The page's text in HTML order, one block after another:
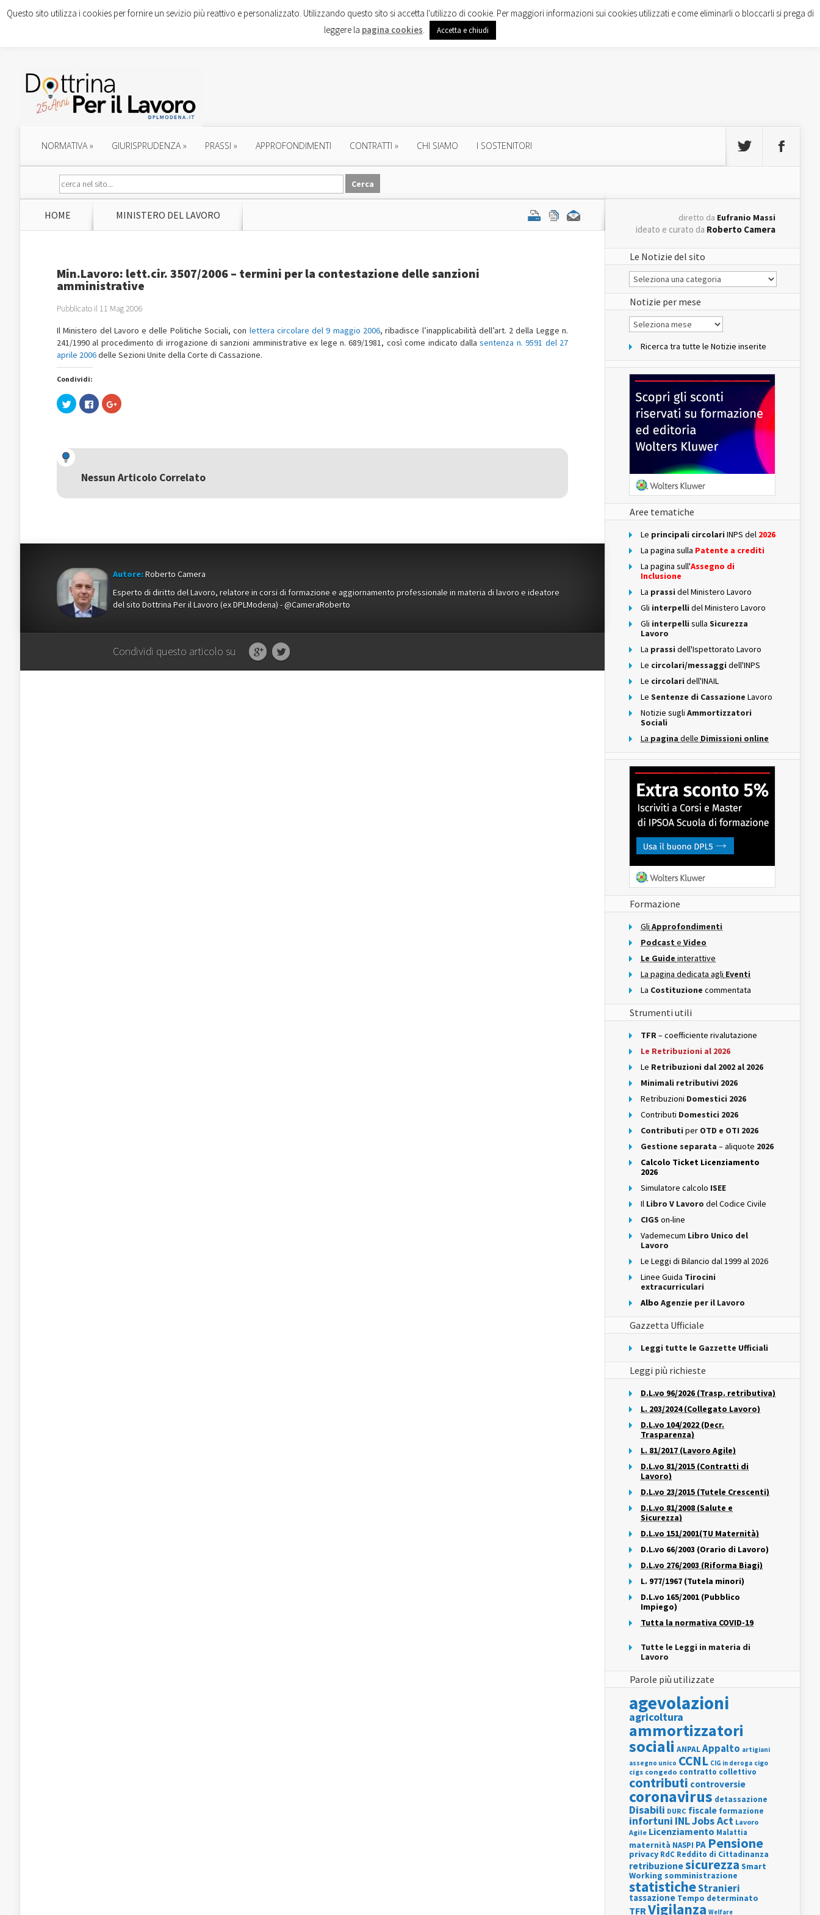
NORMATIVA» GIURISPRUDENZA» PRASSI » APPROFONDIMENTI CONTRATTI » CHI SIAMO I SOSTENITORI
HOME MINISTERO DEL LAVORO
Min.Lavoro: lett.cir. 3507/2006 – termini per la contestazione delle sanzioni
amministrative
Pubblicato il 11 Mag 2006
Il Ministero del Lavoro e delle Politiche Sociali, con lettera circolare del 9 maggio 2006, ribadisce l’inapplicabilità dell’art. 2 della Legge n.
241/1990 al procedimento di irrogazione di sanzioni amministrative ex lege n. 689/1981, così come indicato dallasentenza n. 9591 del 27
aprile 2006delle Sezioni Unite della Corte di Cassazione.
Condividi:
Fai
clic
(Si
apre
una
nuova
Fai
clic
nuova
finestra)
Fai
clic
una
nuova
Nessun Articolo Correlato
Autore:Roberto Camera
Esperto di diritto del Lavoro, relatore in corsi di formazione e aggiornamento professionale in materia di lavoro e ideatore
del sito Dottrina Per il Lavoro (ex DPLModena) - @CameraRoberto
Condividi questo articolo su
diretto da Eufranio Massi
ideato e curato da Roberto Camera
Le Notizie del sito
Le
Notizie
del
sito
Notizie per mese
Notizie
per
Ricerca tra tutte le Notizie inserite
Aree tematiche
Le principali circolari INPS del 2026
La pagina sulla Patente a crediti
La pagina sull'Assegno di
Inclusione
La prassi del Ministero Lavoro
Gli interpelli del Ministero Lavoro
Gli interpelli sulla Sicurezza
Lavoro
La prassi dell'Ispettorato Lavoro
Le circolari/messaggi dell'INPS
Le circolari dell'INAIL
Le Sentenze di Cassazione Lavoro
Notizie sugli Ammortizzatori
Sociali
La pagina delle Dimissioni online
Formazione
Gli Approfondimenti
Podcast e Video
Le Guide interattive
La pagina dedicata agli Eventi
La Costituzione commentata
Strumenti utili
TFR– coefficiente rivalutazione
Le Retribuzioni al 2026
Le Retribuzioni dal 2002 al 2026
Minimali retributivi 2026
Retribuzioni Domestici 2026
Contributi Domestici 2026
Contributi per OTD e OTI 2026
Gestione separata – aliquote 2026
Calcolo Ticket Licenziamento
2026
Simulatore calcolo ISEE
Il Libro V Lavoro del Codice Civile
CIGS on-line
Vademecum Libro Unico del
Lavoro
Le Leggi di Bilancio dal 1999 al 2026
Linee Guida Tirocini
extracurriculari
Albo Agenzie per il Lavoro
Gazzetta Ufficiale
Leggi tutte le Gazzette Ufficiali
Leggi più richieste
D.L.vo 96/2026 (Trasp. retributiva)
L. 203/2024 (Collegato Lavoro)
D.L.vo 104/2022 (Decr.
Trasparenza)
L. 81/2017 (Lavoro Agile)
D.L.vo 81/2015 (Contratti di
Lavoro)
D.L.vo 23/2015 (Tutele Crescenti)
D.L.vo 81/2008 (Salute e
Sicurezza)
D.L.vo 151/2001(TU Maternità)
D.L.vo 66/2003 (Orario di Lavoro)
D.L.vo 276/2003 (Riforma Biagi)
L. 977/1967 (Tutela minori)
D.L.vo 165/2001 (Pubblico
Impiego)
Tutta la normativa COVID-19
Tutte le Leggi in materia di
Lavoro
Parole più utilizzate
agevolazioni
agricoltura
ammortizzatori
sociali ANPALAppalto artigiani
assegno unico CCNL CIG in deroga cigo
cigs congedo contratto collettivo
contributi controversie
coronavirus detassazione
Disabili DURC fiscale formazione
infortuni INLJobs Act Lavoro
Agile Licenziamento Malattia
maternità NASPI PA Pensione
privacy RdC Reddito di Cittadinanza
retribuzionesicurezza Smart
Working somministrazione
statisticheStranieri
tassazione Tempo determinato
TFRVigilanza Welfare
Questo sito utilizza i cookies per fornire un sevizio più reattivo e personalizzato. Utilizzando questo sito si accetta l'utilizzo di cookie. Per maggiori informazioni sui cookies utilizzati e come eliminarli o bloccarli si prega di
leggere la pagina cookies. Accetta e chiudi